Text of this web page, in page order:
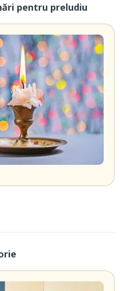
pentru preludiu